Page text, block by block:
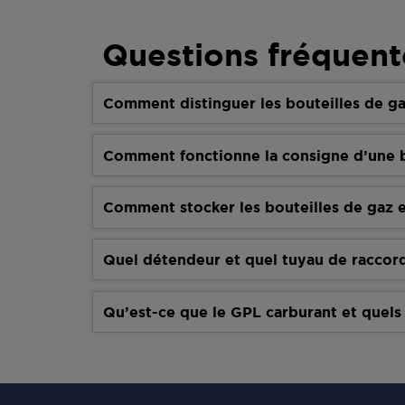
Questions
Comment distinguer les bouteilles de
Comment fonctionne la consigne d’une
Comment stocker les bouteilles de gaz
Quel détendeur et quel tuyau de
Qu’est-ce que le GPL carburant et